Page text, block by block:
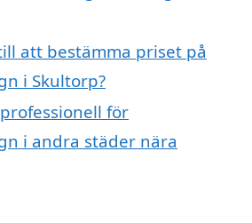
att bestämma priset på
i Skultorp?
för
i andra städer nära